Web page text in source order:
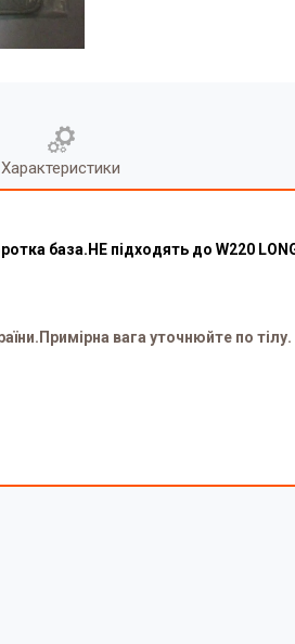
Характеристики
база.НЕ підходять до W220
вага уточнюйте по тілу.